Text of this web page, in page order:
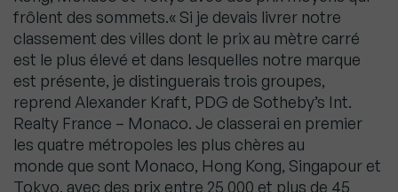
frôlent des sommets.« Si je devais livrer notre
classement des villes dont le prix au mètre carré
est le plus élevé et dans lesquelles notre marque
est présente, je distinguerais trois groupes,
reprend Alexander Kraft, PDG de Sotheby’s Int.
Realty France – Monaco. Je classerai en premier
les quatre métropoles les plus chères au
monde que sont Monaco, Hong Kong, Singapour et
Tokyo, avec des prix entre 25 000 et plus de 45